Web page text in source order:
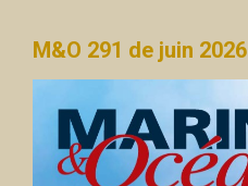
M&O 291 de juin 2026